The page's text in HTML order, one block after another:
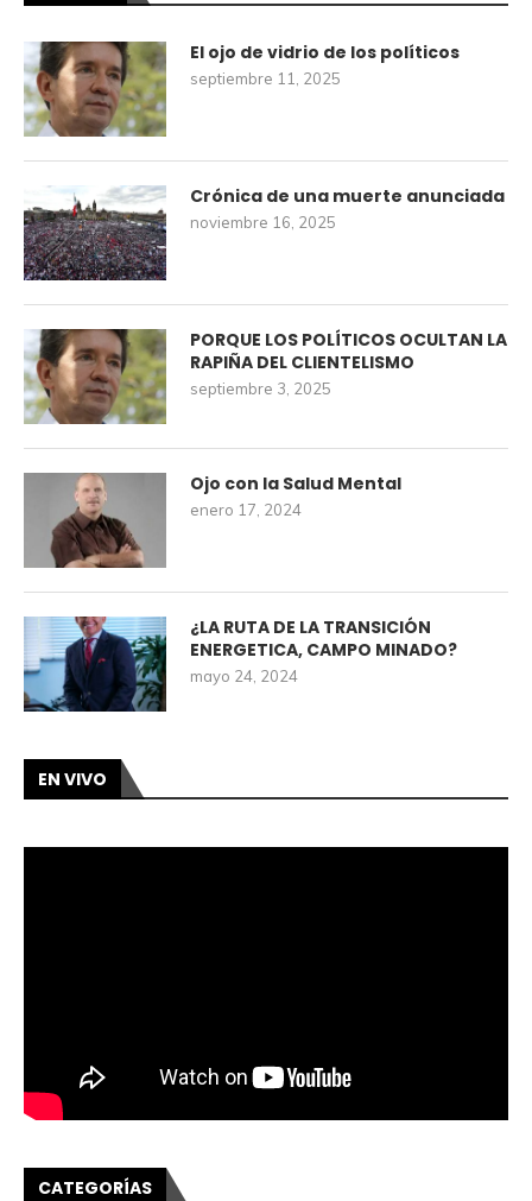
El ojo de vidrio de los políticos
septiembre 11, 2025
Crónica de una muerte anunciada
noviembre 16, 2025
PORQUE LOS POLÍTICOS OCULTAN LA
RAPIÑA DEL CLIENTELISMO
septiembre 3, 2025
Ojo con la Salud Mental
enero 17, 2024
¿LA RUTA DE LA TRANSICIÓN
ENERGETICA, CAMPO MINADO?
mayo 24, 2024
EN VIVO
CATEGORÍAS